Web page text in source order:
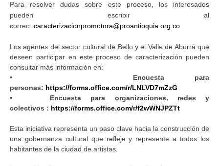
Para resolver dudas sobre este proceso, los interesados
pueden escribir al
correo: caracterizacionpromotora@proantioquia.org.co
Los agentes del sector cultural de Bello y el Valle de Aburrá que
deseen participar en este proceso de caracterización pueden
consultar más información en:
• Encuesta para
personas: https://forms.office.com/r/LNLVD7mZzG
• Encuesta para organizaciones, redes y
colectivos : https://forms.office.com/r/f2wWNJPZTt
Esta iniciativa representa un paso clave hacia la construcción de
una gobernanza cultural que refleje y represente a todos los
habitantes de la ciudad de artistas.